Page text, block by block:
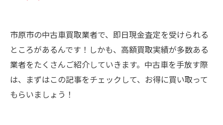
市原市の中古車買取業者で、即日現金査定を受けられる
ところがあるんです！しかも、高額買取実績が多数ある
業者をたくさんご紹介していきます。中古車を手放す際
は、まずはこの記事をチェックして、お得に買い取って
もらいましょう！